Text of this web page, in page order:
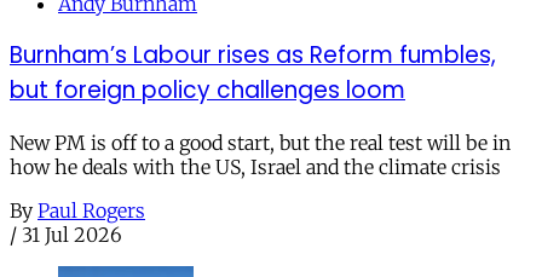
Burnham’s Labour rises as Reform fumbles,
but foreign policy challenges loom
New PM is off to a good start, but the real test will be in
how he deals with the US, Israel and the climate crisis
By Paul Rogers
/ 31 Jul 2026